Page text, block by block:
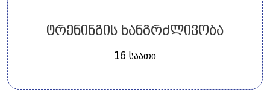
ტრენინგის ხანგრძლივობა
16 საათი